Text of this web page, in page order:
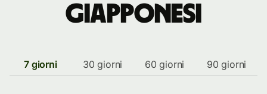
giapponesi
7 giorni 30 giorni 60 giorni 90 giorni